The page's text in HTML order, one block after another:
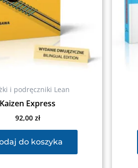
i podręczniki Lean
Kaizen Express
92,00 zł
do koszyka